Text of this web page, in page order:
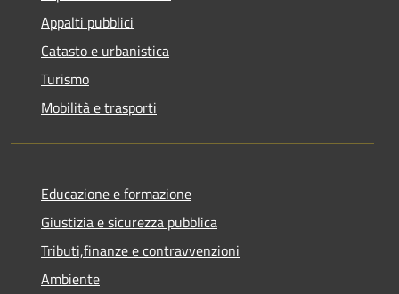
Appalti pubblici
Catasto e urbanistica
Turismo
Mobilità e trasporti
Educazione e formazione
Giustizia e sicurezza pubblica
Tributi,finanze e contravvenzioni
Ambiente